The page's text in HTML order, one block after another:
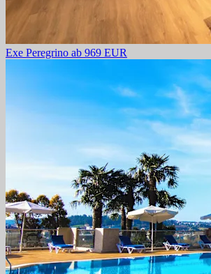
Exe Peregrino ab 969 EUR